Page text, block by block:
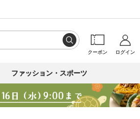
クーポン ログイン
ファッション・スポーツ